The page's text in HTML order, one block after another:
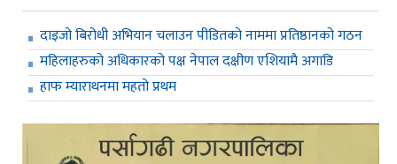
दाइजो बिरोधी अभियान चलाउन पीडितको नाममा प्रतिष्ठानको गठन
महिलाहरुको अधिकारको पक्ष नेपाल दक्षीण एशियामै अगाडि
हाफ म्याराथनमा महतो प्रथम